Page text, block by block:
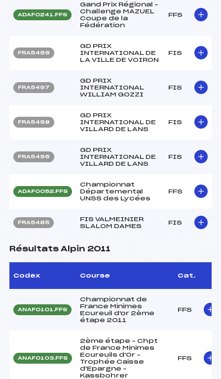
ADAF0241.FFS
Gand Prix Régional –
Challenge MAZUEL
Coupe de la
Fédération
FFS
FRA5499
GD PRIX
INTERNATIONAL DE
LA VILLE DE VOIRON
FIS
FRA5497
GD PRIX
INTERNATIONAL
WILLIAM GOZZI
FIS
FRA5498
GD PRIX
INTERNATIONAL DE
VILLARD DE LANS
FIS
FRA5496
GD PRIX
INTERNATIONAL DE
VILLARD DE LANS
FIS
ADAF0052.FFS
Championnat
Départemental
UNSS des Lycées
FFS
FRA5485
FIS VALMEINIER
SLALOM DAMES
FIS
Résultats Alpin 2011
Codex Course Cat.
ANAF0101.FFS
Championnat de
France Minimes
Ecureuil d'or 2ème
étape 2011
FFS
ANAF0103.FFS
2ème étape – Chpt
de France Minimes
Ecureuils d'Or –
Trophée Caisse
d'Epargne –
Kassbohrer
FFS